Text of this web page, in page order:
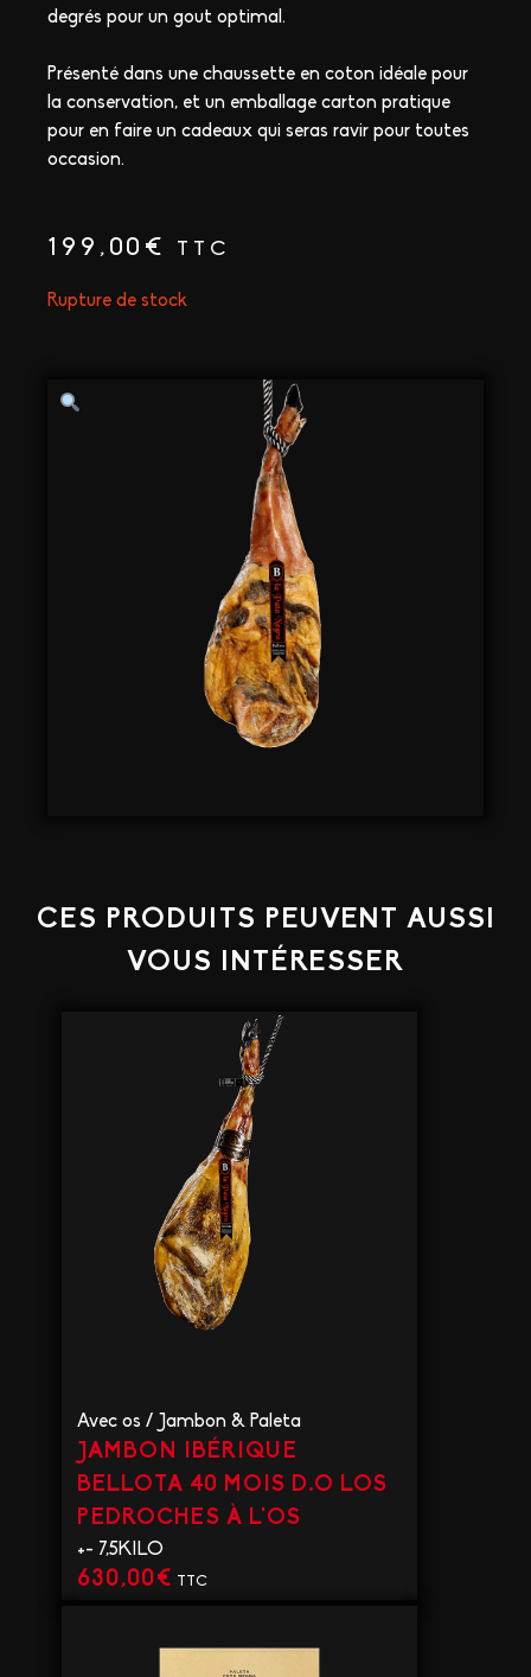
degrés pour un gout optimal.
Présenté dans une chaussette en coton idéale pour
la conservation, et un emballage carton pratique
pour en faire un cadeaux qui seras ravir pour toutes
occasion.
199,00 € TTC
Rupture de stock
CES PRODUITS PEUVENT AUSSI
VOUS INTÉRESSER
Avec os / Jambon & Paleta
JAMBON IBÉRIQUE
BELLOTA 40 MOIS D.O LOS
PEDROCHES À L'OS
+- 7,5KILO
630,00€ TTC